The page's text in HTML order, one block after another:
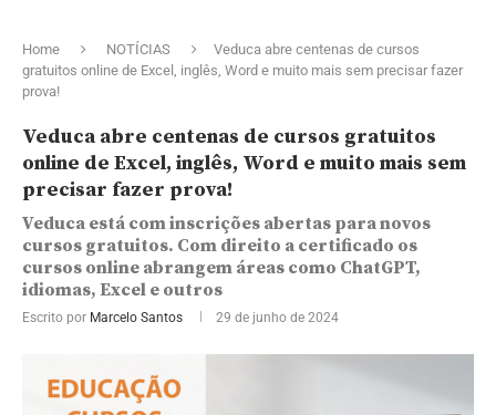
Home NOTÍCIAS
Veduca abre centenas de cursos
gratuitos online de Excel, inglês, Word e muito mais sem precisar fazer
prova!
Veduca abre centenas de cursos gratuitos
online de Excel, inglês, Word e muito mais sem
precisar fazer prova!
Veduca está com inscrições abertas para novos
cursos gratuitos. Com direito a certificado os
cursos online abrangem áreas como ChatGPT,
idiomas, Excel e outros
Escrito por Marcelo Santos 29 de junho de 2024